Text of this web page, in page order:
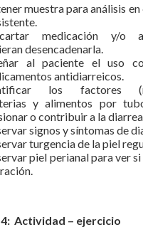
muestra para análisis
medicación y/o
desencadenarla.
al paciente el uso
antidiarreicos.
los factores
y alimentos por
o contribuir a la diarrea.
signos y síntomas de
turgencia de la piel
piel perianal para ver
4: Actividad – ejercicio